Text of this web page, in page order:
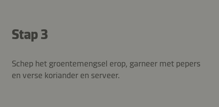
Stap 3
Schep het groentemengsel erop, garneer met pepers
en verse koriander en serveer.